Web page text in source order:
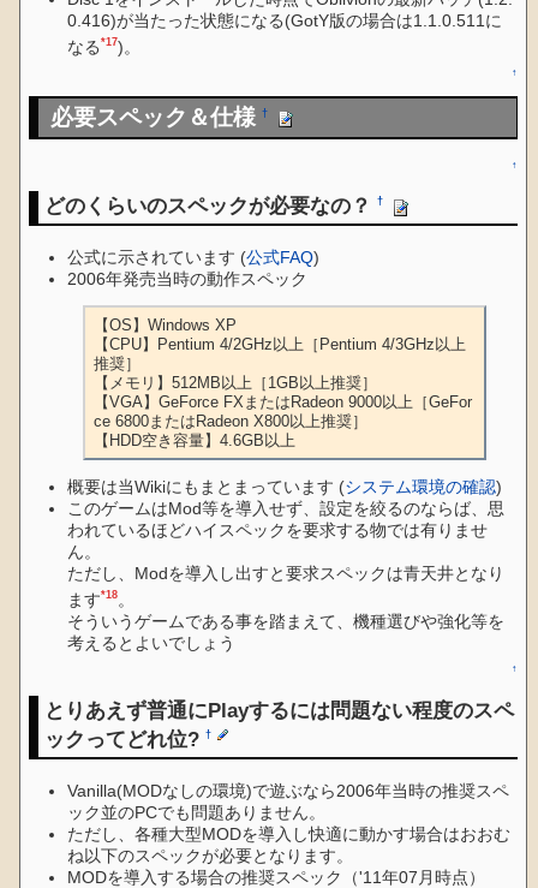
0.416)が当たった状態になる(GotY版の場合は1.1.0.511に
なる*17)。
↑
必要スペック＆仕様†
↑
どのくらいのスペックが必要なの？†
公式に示されています (公式FAQ)
2006年発売当時の動作スペック
【OS】Windows XP
【CPU】Pentium 4/2GHz以上［Pentium 4/3GHz以上
推奨］
【メモリ】512MB以上［1GB以上推奨］
【VGA】GeForce FXまたはRadeon 9000以上［GeFor
ce 6800またはRadeon X800以上推奨］
【HDD空き容量】4.6GB以上
概要は当Wikiにもまとまっています (システム環境の確認)
このゲームはMod等を導入せず、設定を絞るのならば、思
われているほどハイスペックを要求する物では有りませ
ん。
ただし、Modを導入し出すと要求スペックは青天井となり
ます*18。
そういうゲームである事を踏まえて、機種選びや強化等を
考えるとよいでしょう
↑
とりあえず普通にPlayするには問題ない程度のスペ
ックってどれ位?†
Vanilla(MODなしの環境)で遊ぶなら2006年当時の推奨スペ
ック並のPCでも問題ありません。
ただし、各種大型MODを導入し快適に動かす場合はおおむ
ね以下のスペックが必要となります。
MODを導入する場合の推奨スペック（'11年07月時点）